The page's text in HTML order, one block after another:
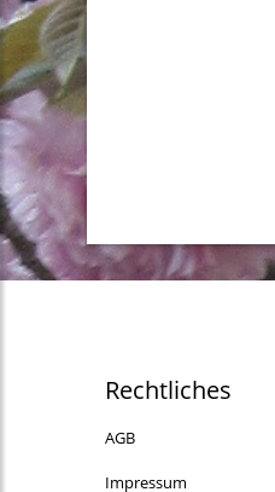
Rechtliches
AGB
Impressum